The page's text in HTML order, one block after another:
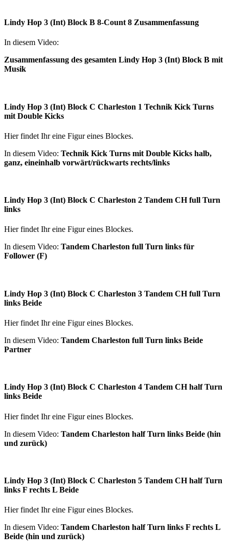
Lindy Hop 3 (Int) Block B 8-Count 8 Zusammenfassung
In diesem Video:
Zusammenfassung des gesamten Lindy Hop 3 (Int) Block B mit
Musik
Lindy Hop 3 (Int) Block C Charleston 1 Technik Kick Turns
mit Double Kicks
Hier findet Ihr eine Figur eines Blockes.
In diesem Video: Technik Kick Turns mit Double Kicks halb,
ganz, eineinhalb vorwärt/rückwarts rechts/links
Lindy Hop 3 (Int) Block C Charleston 2 Tandem CH full Turn
links
Hier findet Ihr eine Figur eines Blockes.
In diesem Video: Tandem Charleston full Turn links für
Follower (F)
Lindy Hop 3 (Int) Block C Charleston 3 Tandem CH full Turn
links Beide
Hier findet Ihr eine Figur eines Blockes.
In diesem Video: Tandem Charleston full Turn links Beide
Partner
Lindy Hop 3 (Int) Block C Charleston 4 Tandem CH half Turn
links Beide
Hier findet Ihr eine Figur eines Blockes.
In diesem Video: Tandem Charleston half Turn links Beide (hin
und zurück)
Lindy Hop 3 (Int) Block C Charleston 5 Tandem CH half Turn
links F rechts L Beide
Hier findet Ihr eine Figur eines Blockes.
In diesem Video: Tandem Charleston half Turn links F rechts L
Beide (hin und zurück)